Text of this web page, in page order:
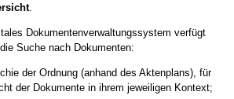
.
Dokumentenverwaltungssystem verfügt
Suche nach Dokumenten:
der Ordnung (anhand des Aktenplans), für
der Dokumente in ihrem jeweiligen Kontext;